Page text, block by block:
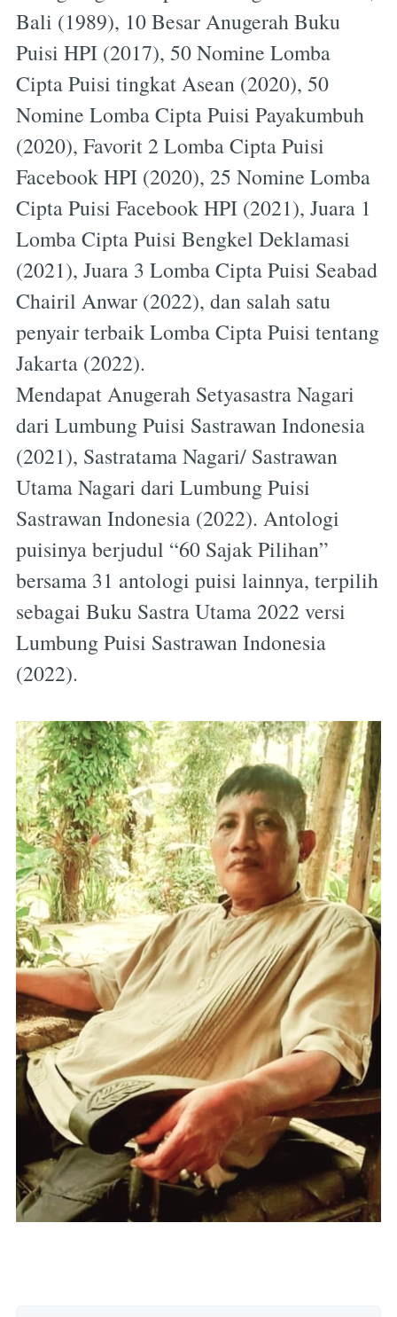
Bali (1989), 10 Besar Anugerah Buku
Puisi HPI (2017), 50 Nomine Lomba
Cipta Puisi tingkat Asean (2020), 50
Nomine Lomba Cipta Puisi Payakumbuh
(2020), Favorit 2 Lomba Cipta Puisi
Facebook HPI (2020), 25 Nomine Lomba
Cipta Puisi Facebook HPI (2021), Juara 1
Lomba Cipta Puisi Bengkel Deklamasi
(2021), Juara 3 Lomba Cipta Puisi Seabad
Chairil Anwar (2022), dan salah satu
penyair terbaik Lomba Cipta Puisi tentang
Jakarta (2022).
Mendapat Anugerah Setyasastra Nagari
dari Lumbung Puisi Sastrawan Indonesia
(2021), Sastratama Nagari/ Sastrawan
Utama Nagari dari Lumbung Puisi
Sastrawan Indonesia (2022). Antologi
puisinya berjudul “60 Sajak Pilihan”
bersama 31 antologi puisi lainnya, terpilih
sebagai Buku Sastra Utama 2022 versi
Lumbung Puisi Sastrawan Indonesia
(2022).